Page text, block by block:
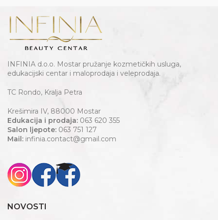
INFINIA d.o.o. Mostar pružanje kozmetičkih usluga,
edukacijski centar i maloprodaja i veleprodaja.
TC Rondo, Kralja Petra
Krešimira IV, 88000 Mostar
Edukacija i prodaja: 063 620 355
Salon ljepote: 063 751 127
Mail: infinia.contact@gmail.com
NOVOSTI